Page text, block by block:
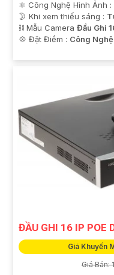
⚛️ Công Nghệ Hình Ảnh :
🌛 Khi xem thiếu sáng :
⛓ Mẫu Camera Đầu Ghi
️💠 Đặt Điểm : Công Nghệ
ĐẦU GHI 16 IP POE
Giá Khuyến
Giá Bán: